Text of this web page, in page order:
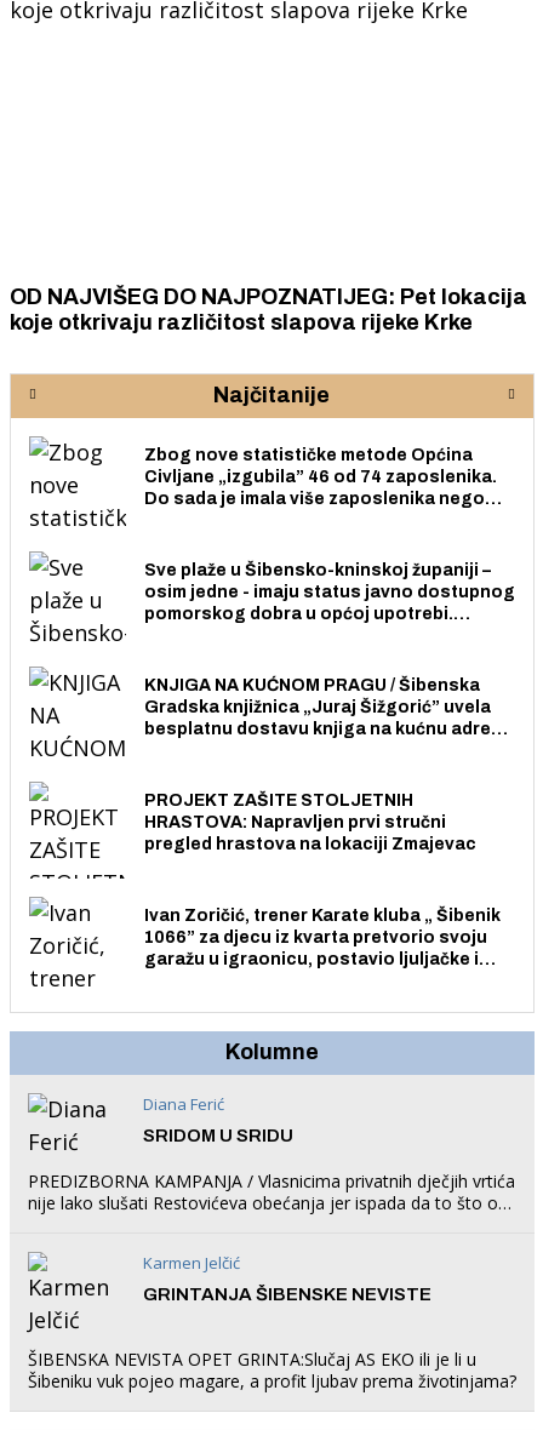
OD NAJVIŠEG DO NAJPOZNATIJEG: Pet lokacija
koje otkrivaju različitost slapova rijeke Krke
Najčitanije
Zbog nove statističke metode Općina
Civljane „izgubila” 46 od 74 zaposlenika.
Do sada je imala više zaposlenika nego
Sve plaže u Šibensko-kninskoj županiji –
osim jedne - imaju status javno dostupnog
pomorskog dobra u općoj upotrebi.
KNJIGA NA KUĆNOM PRAGU / Šibenska
Gradska knjižnica „Juraj Šižgorić” uvela
besplatnu dostavu knjiga na kućnu adresu
PROJEKT ZAŠITE STOLJETNIH
HRASTOVA: Napravljen prvi stručni
pregled hrastova na lokaciji Zmajevac
Ivan Zoričić, trener Karate kluba „ Šibenik
1066” za djecu iz kvarta pretvorio svoju
garažu u igraonicu, postavio ljuljačke i
Kolumne
Diana Ferić
SRIDOM U SRIDU
PREDIZBORNA KAMPANJA / Vlasnicima privatnih dječjih vrtića
nije lako slušati Restovićeva obećanja jer ispada da to što oni
Karmen Jelčić
GRINTANJA ŠIBENSKE NEVISTE
ŠIBENSKA NEVISTA OPET GRINTA:Slučaj AS EKO ili je li u
Šibeniku vuk pojeo magare, a profit ljubav prema životinjama?